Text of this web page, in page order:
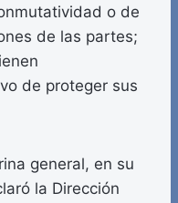
o de
de las partes;
de proteger sus
general, en su
la Dirección